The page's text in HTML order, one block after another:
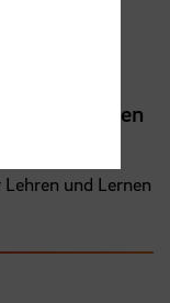
Zeit sparen
und Lernen